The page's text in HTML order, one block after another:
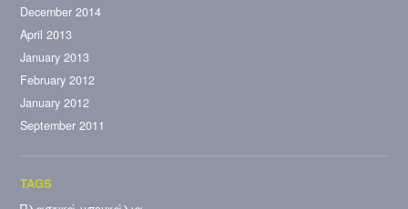
December 2014
April 2013
January 2013
February 2012
January 2012
September 2011